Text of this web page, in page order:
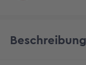
Beschreibung